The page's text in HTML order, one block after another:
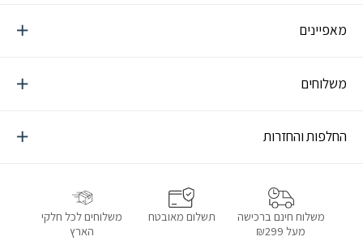
מאפיינים
משלוחים
החלפות והחזרות
משלוח חינם ברכישה
מעל ₪299
תשלום מאובטח
משלוחים לכל חלקי
הארץ